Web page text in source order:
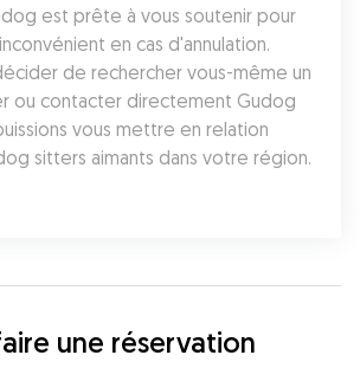
est prête à vous soutenir pour
en cas d'annulation.
de rechercher vous-même un
ou contacter directement Gudog
vous mettre en relation
sitters aimants dans votre région.
une réservation